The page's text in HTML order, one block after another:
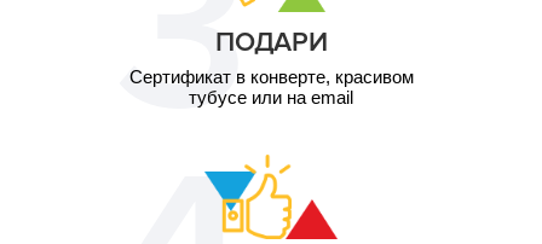
ПОДАРИ
Сертификат в конверте, красивом
тубусе или на email